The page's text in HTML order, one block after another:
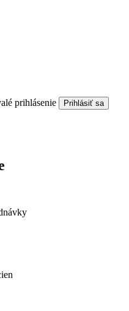
prihlásenie Prihlásiť sa